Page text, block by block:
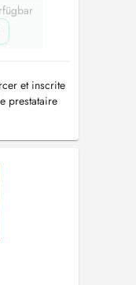
et inscrite
prestataire
cognitivo-
...